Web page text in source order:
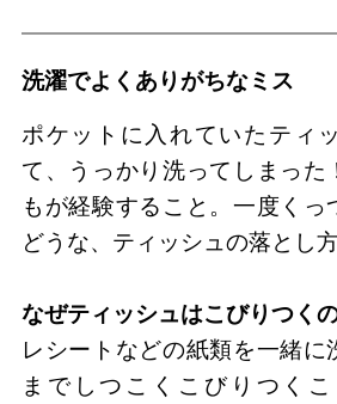
洗濯でよくありがちなミス
ポケットに入れていたティ
て、うっかり洗ってしまった
もが経験すること。一度くっ
どうな、ティッシュの落とし
なぜティッシュはこびりつく
レシートなどの紙類を一緒に
までしつこくこびりつくこ